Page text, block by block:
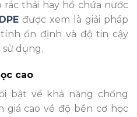
rác thải hay hồ chứa nước
được xem là giải pháp
ổn định và độ tin cậy
dụng.
cao
bật về khả năng chống
giá cao về độ bền cơ học